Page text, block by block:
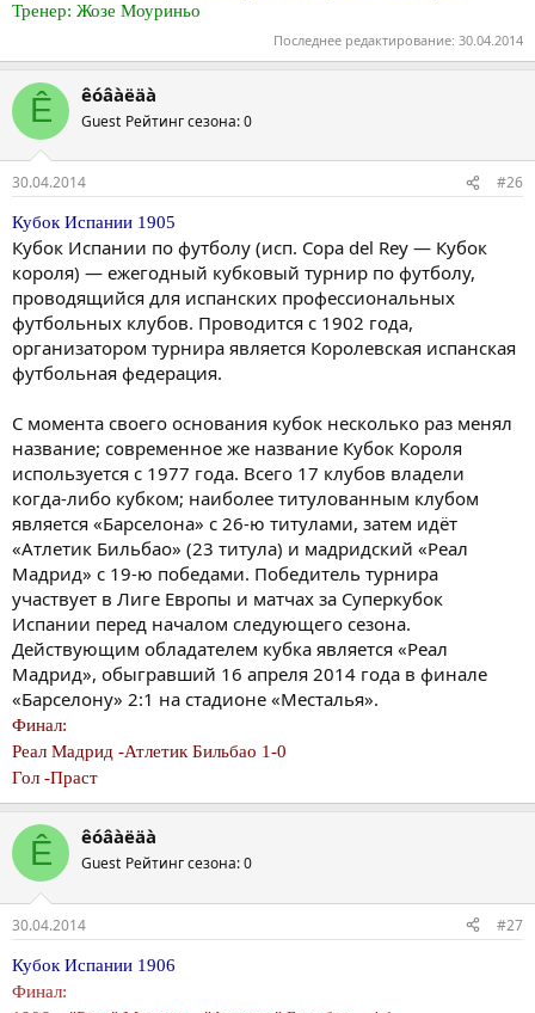
Тренер: Жозе Моуриньо
Последнее редактирование: 30.04.2014
Ê êóâàëäà
Guest Рейтинг сезона: 0
30.04.2014 #26
Кубок Испании 1905
Кубок Испании по футболу (исп. Copa del Rey — Кубок
короля) — ежегодный кубковый турнир по футболу,
проводящийся для испанских профессиональных
футбольных клубов. Проводится с 1902 года,
организатором турнира является Королевская испанская
футбольная федерация.
С момента своего основания кубок несколько раз менял
название; современное же название Кубок Короля
используется с 1977 года. Всего 17 клубов владели
когда-либо кубком; наиболее титулованным клубом
является «Барселона» с 26-ю титулами, затем идёт
«Атлетик Бильбао» (23 титула) и мадридский «Реал
Мадрид» с 19-ю победами. Победитель турнира
участвует в Лиге Европы и матчах за Суперкубок
Испании перед началом следующего сезона.
Действующим обладателем кубка является «Реал
Мадрид», обыгравший 16 апреля 2014 года в финале
«Барселону» 2:1 на стадионе «Месталья».
Финал:
Реал Мадрид -Атлетик Бильбао 1-0
Гол -Праст
Ê êóâàëäà
Guest Рейтинг сезона: 0
30.04.2014 #27
Кубок Испании 1906
Финал: